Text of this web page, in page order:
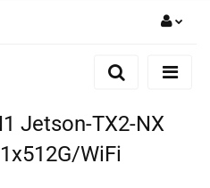
Zaloguj się
Dodaj zgłoszenie
Zgody cookies
Jetson-TX2-NX
WiFi